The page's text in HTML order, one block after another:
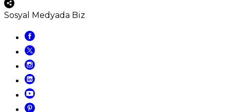
Sosyal Medyada Biz